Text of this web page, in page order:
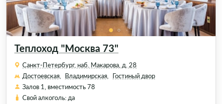
Теплоход "Москва 73"
Санкт-Петербург, наб. Макарова, д. 28
Достоевская,
Владимирская,
Гостиный двор
Залов 1, вместимость 78
Свой алкоголь: да